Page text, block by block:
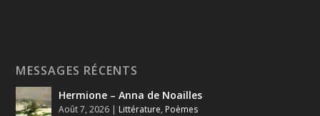
MESSAGES RÉCENTS
Hermione – Anna de Noailles
Août 7, 2026 | Littérature, Poèmes